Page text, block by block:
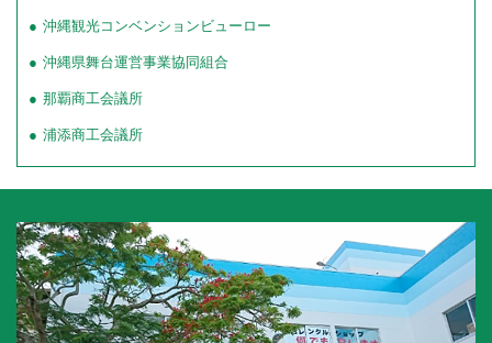
沖縄観光コンベンションビューロー
沖縄県舞台運営事業協同組合
那覇商工会議所
浦添商工会議所